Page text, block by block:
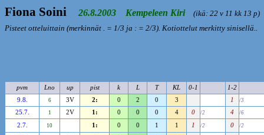
Fiona Soini26.8.2003 Kempeleen Kiri
(ikä: 22 v 11 kk 13 p)
Pisteet otteluittain (merkinnät . = 1/3 ja : = 2/3). Kotiottelut merkitty sinisellä..
pvm Lno up pist k L T KL 0-1
1-2
9.8.
6 3V 2: 0 2 0 3 1 /3
25.7. 1 2V 1: 0 0 0 4 0 /2 4 /6
2.7. 10 1: 0 0 1 1 1 /2 0 /2